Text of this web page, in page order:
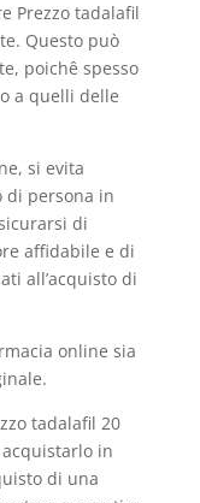
Prezzo tadalafil
Questo può
poichê spesso
a quelli delle
si evita
di persona in
di
affidabile e di
all’acquisto di
online sia
tadalafil 20
in
di una